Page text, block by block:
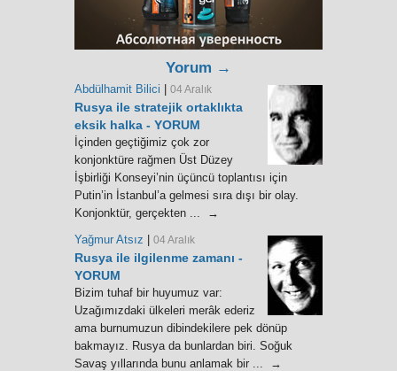
Yorum →
Abdülhamit Bilici 04 Aralık
Rusya ile stratejik ortaklıkta
eksik halka - YORUM
İçinden geçtiğimiz çok zor
konjonktüre rağmen Üst Düzey
İşbirliği Konseyi’nin üçüncü toplantısı için
Putin’in İstanbul’a gelmesi sıra dışı bir olay.
Konjonktür, gerçekten ... →
Yağmur Atsız
04 Aralık
Rusya ile ilgilenme zamanı -
YORUM
Bizim tuhaf bir huyumuz var:
Uzağımızdaki ülkeleri merâk ederiz
ama burnumuzun dibindekilere pek dönüp
bakmayız. Rusya da bunlardan biri. Soğuk
Savaş yıllarında bunu anlamak bir ... →